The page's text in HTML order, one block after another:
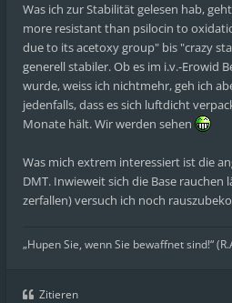
Was ich zur Stabilität gelesen hab,
more resistant than psilocin to
due to its acetoxy group" bis "crazy
generell stabiler. Ob es im i.v.-Erowid
wurde, weiss ich nichtmehr, geh ich
jedenfalls, dass es sich luftdicht
Monate hält. Wir werden sehen
Was mich extrem interessiert ist die
DMT. Inwieweit sich die Base rauchen
zerfallen) versuch ich noch
„Hupen Sie, wenn Sie bewaffnet sind!“
Zitieren